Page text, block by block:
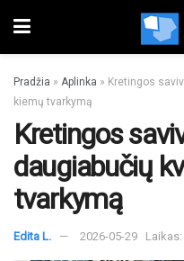
Pradžia » Aplinka » Kretingos
kiemų tvarkymą
Kretingos
daugiabučių
tvarkymą
Edita L. 2026-05-29